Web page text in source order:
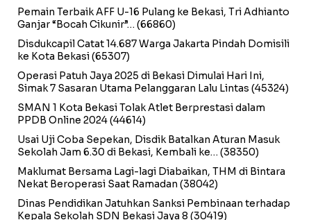
Pemain Terbaik AFF U-16 Pulang ke Bekasi, Tri Adhianto
Ganjar “Bocah Cikunir”… (66860)
Disdukcapil Catat 14.687 Warga Jakarta Pindah Domisili
ke Kota Bekasi(65307)
Operasi Patuh Jaya 2025 di Bekasi Dimulai Hari Ini,
Simak 7 Sasaran Utama Pelanggaran Lalu Lintas (45324)
SMAN 1 Kota Bekasi Tolak Atlet Berprestasi dalam
PPDB Online 2024(44614)
Usai Uji Coba Sepekan, Disdik Batalkan Aturan Masuk
Sekolah Jam 6.30 di Bekasi, Kembali ke… (38350)
Maklumat Bersama Lagi-lagi Diabaikan, THM di Bintara
Nekat Beroperasi Saat Ramadan (38042)
Dinas Pendidikan Jatuhkan Sanksi Pembinaan terhadap
Kepala Sekolah SDN Bekasi Jaya 8 (30419)